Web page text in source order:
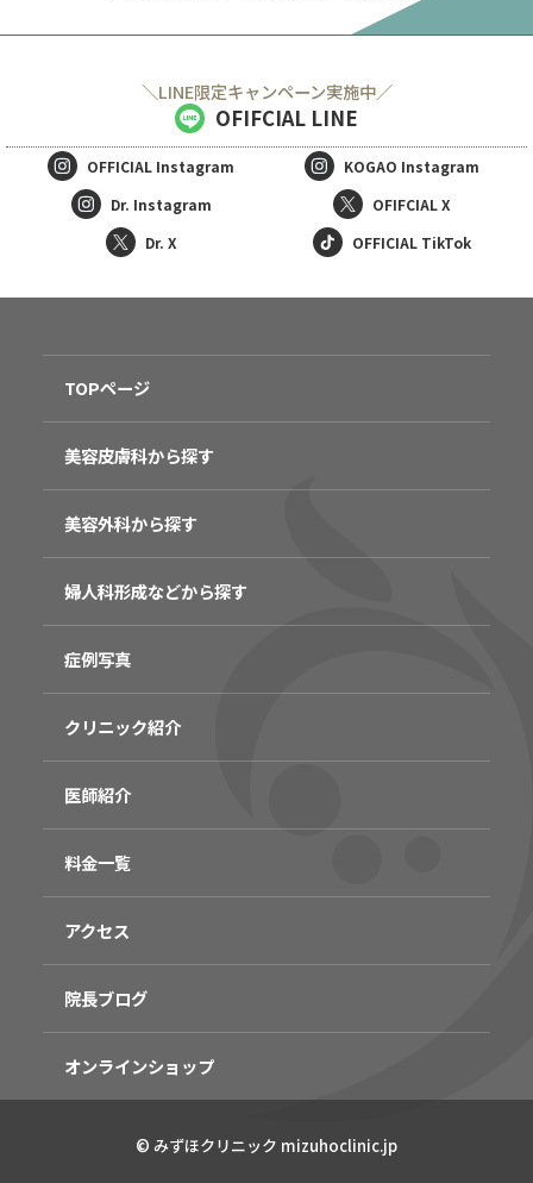
＼LINE限定キャンペーン実施中／
OFIFCIAL LINE
OFFICIAL Instagram KOGAO Instagram
Dr. Instagram
OFIFCIAL X
Dr. X
OFFICIAL TikTok
TOPページ
美容皮膚科から探す
美容外科から探す
婦人科形成などから探す
症例写真
クリニック紹介
医師紹介
料金一覧
アクセス
院長ブログ
オンラインショップ
© みずほクリニック mizuhoclinic.jp
電話
予約
LINE
予約